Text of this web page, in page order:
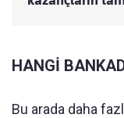
HANGİ
Bu arada daha